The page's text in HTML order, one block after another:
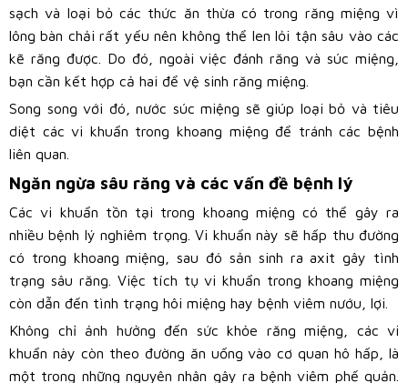
sạch và loại bỏ các thức ăn thừa có trong răng miệng vì
lông bàn chải rất yếu nên không thể len lỏi tận sâu vào các
kẽ răng được. Do đó, ngoài việc đánh răng và súc miệng,
bạn cần kết hợp cả hai để vệ sinh răng miệng.
Song song với đó, nước súc miệng sẽ giúp loại bỏ và tiêu
diệt các vi khuẩn trong khoang miệng để tránh các bệnh
liên quan.
Ngăn ngừa sâu răng và các vấn đề bệnh lý
Các vi khuẩn tồn tại trong khoang miệng có thể gây ra
nhiều bệnh lý nghiêm trọng. Vi khuẩn này sẽ hấp thu đường
có trong khoang miệng, sau đó sản sinh ra axit gây tình
trạng sâu răng. Việc tích tụ vi khuẩn trong khoang miệng
còn dẫn đến tình trạng hôi miệng hay bệnh viêm nướu, lợi.
Không chỉ ảnh hưởng đến sức khỏe răng miệng, các vi
khuẩn này còn theo đường ăn uống vào cơ quan hô hấp, là
một trong những nguyên nhân gây ra bệnh viêm phế quản.